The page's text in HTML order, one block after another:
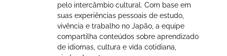
pelo intercâmbio cultural. Com base em
suas experiências pessoais de estudo,
vivência e trabalho no Japão, a equipe
compartilha conteúdos sobre aprendizado
de idiomas, cultura e vida cotidiana,